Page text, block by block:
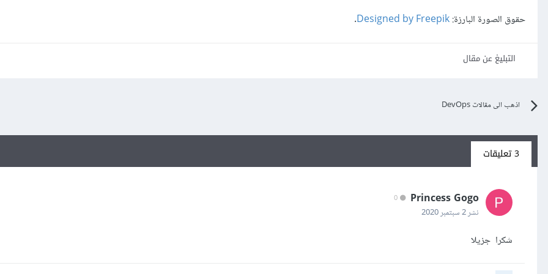
حقوق الصورة البارزة:Designed by Freepik
.
التبليغ عن مقال
اذهب الى مقالات DevOps
3 تعليقات
Princess Gogo
نشر2 سبتمبر 2020
شكرا جزيلا